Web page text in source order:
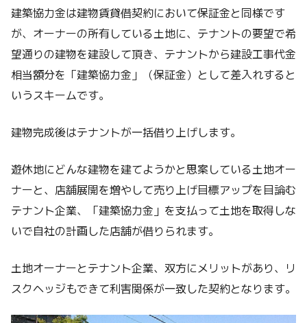
建築協力金は建物賃貸借契約において保証金と同様です
が、オーナーの所有している土地に、テナントの要望で希
望通りの建物を建設して頂き、テナントから建設工事代金
相当額分を「建築協力金」（保証金）として差入れすると
いうスキームです。
建物完成後はテナントが一括借り上げします。
遊休地にどんな建物を建てようかと思案している土地オー
ナーと、店舗展開を増やして売り上げ目標アップを目論む
テナント企業、「建築協力金」を支払って土地を取得しな
いで自社の計画した店舗が借りられます。
土地オーナーとテナント企業、双方にメリットがあり、リ
スクヘッジもできて利害関係が一致した契約となります。